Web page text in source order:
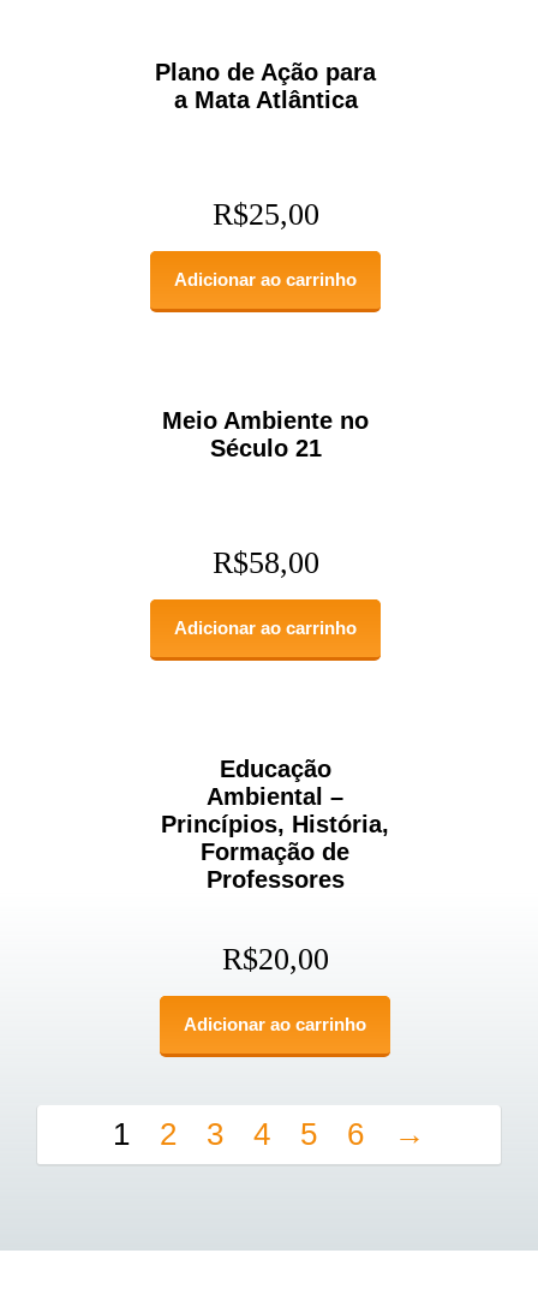
Plano de Ação para
a Mata Atlântica
R$25,00
Adicionar ao carrinho
Meio Ambiente no
Século 21
R$58,00
Adicionar ao carrinho
Educação
Ambiental –
Princípios, História,
Formação de
Professores
R$20,00
Adicionar ao carrinho
1 2 3 4 5 6 →